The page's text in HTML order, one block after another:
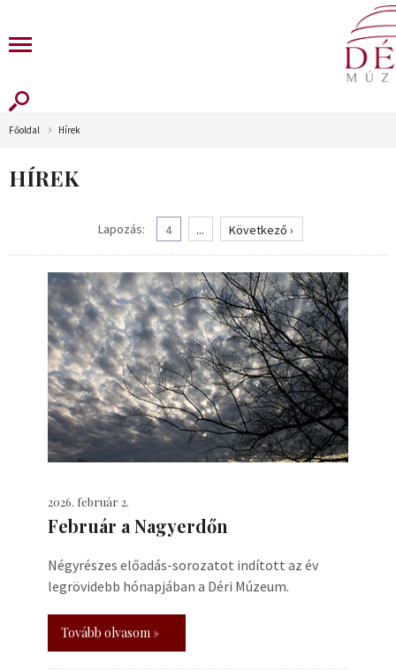
Főoldal Hírek
HÍREK
Lapozás: 4 ... Következő ›
2026. február 2.
Február a Nagyerdőn
Négyrészes előadás-sorozatot indított az év
legrövidebb hónapjában a Déri Múzeum.
Tovább olvasom »